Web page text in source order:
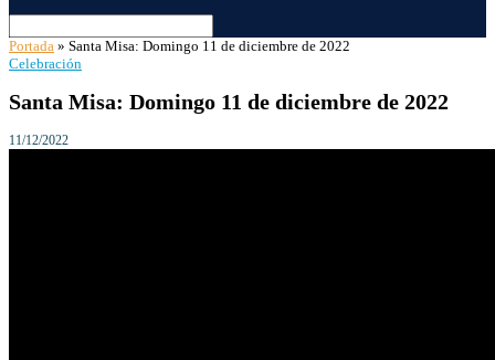
Portada » Santa Misa: Domingo 11 de diciembre de 2022
Celebración
Santa Misa: Domingo 11 de diciembre de 2022
11/12/2022